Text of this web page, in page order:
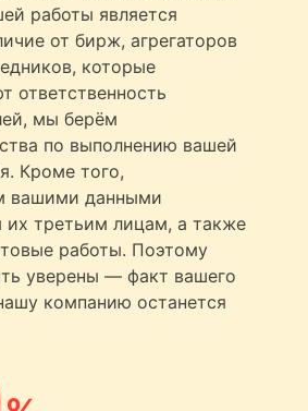
работы является
от бирж, агрегаторов
которые
ответственность
мы берём
по выполнению вашей
Кроме того,
вашими данными
их третьим лицам, а также
работы. Поэтому
уверены — факт вашего
компанию останется